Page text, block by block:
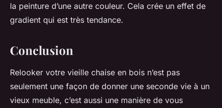
la peinture d’une autre couleur. Cela crée un effet de
gradient qui est très tendance.
Conclusion
Relooker votre vieille chaise en bois n’est pas
seulement une façon de donner une seconde vie à un
vieux meuble, c’est aussi une manière de vous